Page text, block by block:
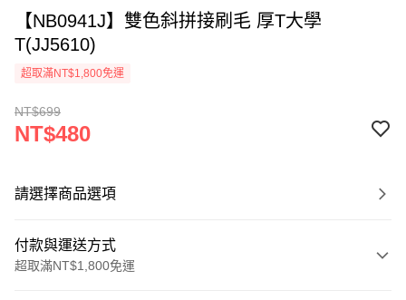
【NB0941J】雙色斜拼接刷毛 厚T大學
T(JJ5610)
超取滿NT$1,800免運
NT$699
NT$480
請選擇商品選項
付款與運送方式
超取滿NT$1,800免運